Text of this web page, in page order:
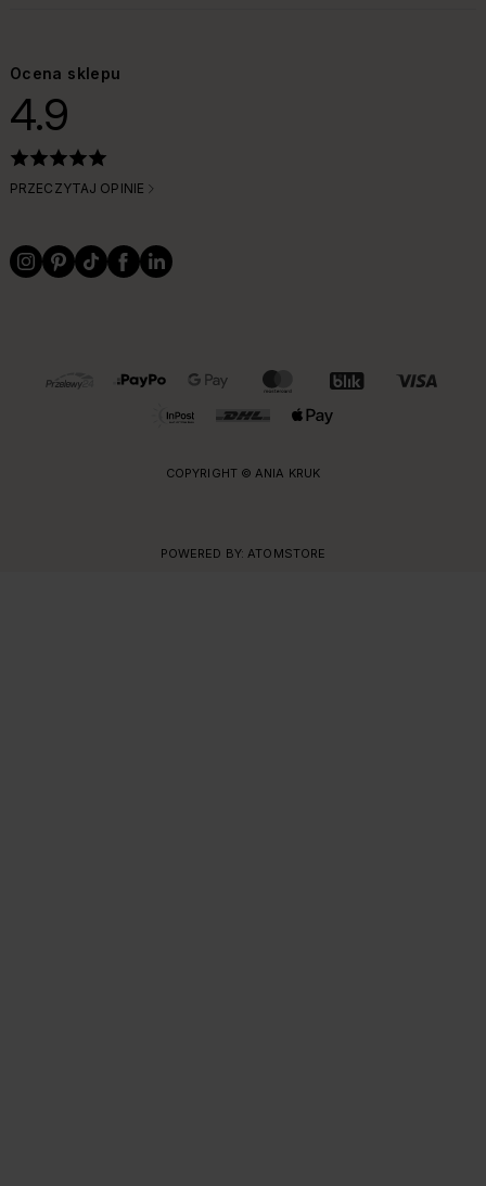
Ocena sklepu
4.9
PRZECZYTAJ OPINIE
OBSŁUGIWANE FORMY PŁATNOŚCI I DOSTAWY
COPYRIGHT © ANIA KRUK
POWERED BY: ATOMSTORE